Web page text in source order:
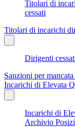
Titolari di
cessati
Titolari di incarichi
Dirigenti
Sanzioni per
Incarichi di Elevata
Incarichi di
Archivio